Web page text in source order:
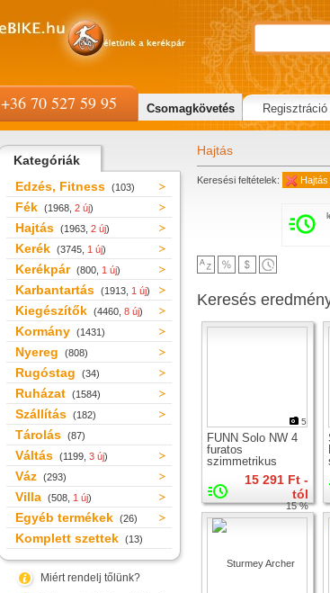
Kategóriák
Edzés, Fitness (103)
Fék (1968, 2 új)
Hajtás (1963, 2 új)
Kerék (3745, 1 új)
Kerékpár (800, 1 új)
Karbantartás (1913, 1 új)
Kiegészítők (4460, 8 új)
Kormány (1431)
Nyereg (808)
Rugóstag (34)
Ruházat (1584)
Szállítás (182)
Tárolás (87)
Váltás (1199, 3 új)
Váz (293)
Villa (508, 1 új)
Egyéb termékek (26)
Komplett szettek (13)
Miért rendelj tőlünk?
Hajtás
Keresési feltételek: Hajtás
Keresés
5
FUNN Solo NW 4
furatos
szimmetrikus
lánctányér15 291 Ft -
tól
15 %
+36 70 527 59 95 Csomagkövetés Regisztráció